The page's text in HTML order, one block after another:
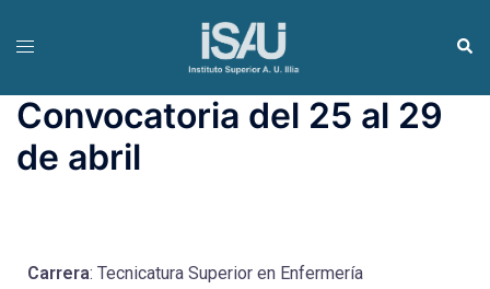
Convocatoria del 25 al 29
de abril
Carrera: Tecnicatura Superior en Enfermería